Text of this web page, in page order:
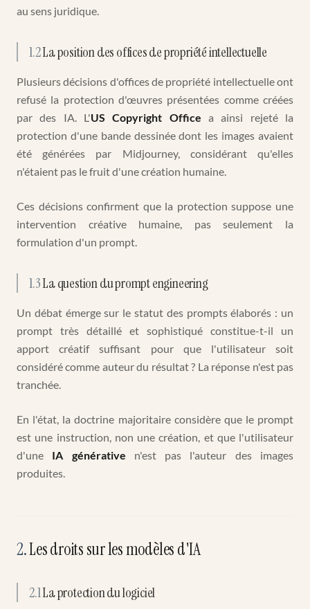
au sens juridique.
1.2La position des offices de propriété intellectuelle
Plusieurs décisions d'offices de propriété intellectuelle ont
refusé la protection d'œuvres présentées comme créées
par des IA. L'US Copyright Office a ainsi rejeté la
protection d'une bande dessinée dont les images avaient
été générées par Midjourney, considérant qu'elles
n'étaient pas le fruit d'une création humaine.
Ces décisions confirment que la protection suppose une
intervention créative humaine, pas seulement la
formulation d'un prompt.
1.3La question du prompt engineering
Un débat émerge sur le statut des prompts élaborés : un
prompt très détaillé et sophistiqué constitue-t-il un
apport créatif suffisant pour que l'utilisateur soit
considéré comme auteur du résultat ? La réponse n'est pas
tranchée.
En l'état, la doctrine majoritaire considère que le prompt
est une instruction, non une création, et que l'utilisateur
d'une IA générative n'est pas l'auteur des images
produites.
2.Les droits sur les modèles d'IA
2.1La protection du logiciel